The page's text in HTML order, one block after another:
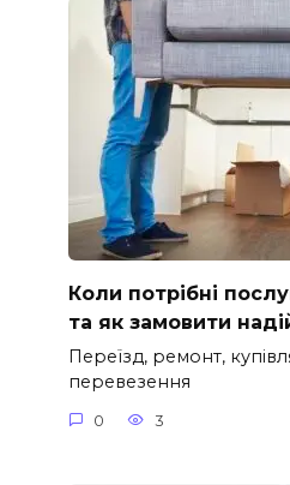
Коли потрібні
та як замовити
Переїзд, ремонт,
перевезення
0 3